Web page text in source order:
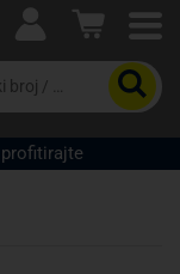
proizvoda i